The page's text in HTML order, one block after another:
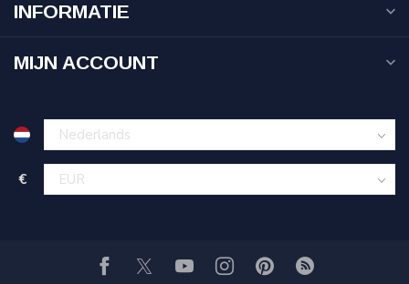
INFORMATIE
MIJN ACCOUNT
€